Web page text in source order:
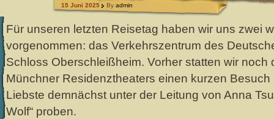
15 Juni 2025 By admin
Für unseren letzten Reisetag haben wir uns zwei
vorgenommen: das Verkehrszentrum des
Schloss Oberschleißheim. Vorher statten wir noch
Münchner Residenztheaters einen kurzen Besuch
Liebste demnächst unter der Leitung von Anna
Wolf“ proben.